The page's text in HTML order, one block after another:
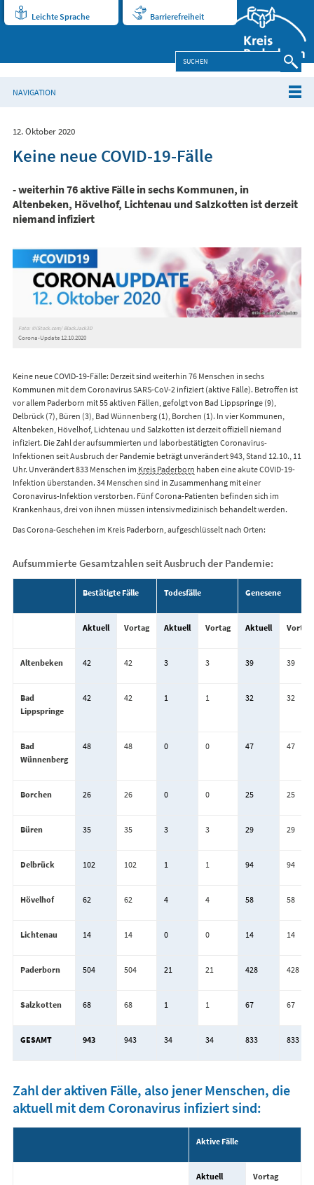
Leichte Sprache Barrierefreiheit
NAVIGATION
12. Oktober 2020
Keine neue COVID-19-Fälle
- weiterhin 76 aktive Fälle in sechs Kommunen, in
Altenbeken, Hövelhof, Lichtenau und Salzkotten ist derzeit
niemand infiziert
Foto: ©iStock.com/ BlackJack3D
Corona-Update 12.10.2020
Keine neue COVID-19-Fälle: Derzeit sind weiterhin 76 Menschen in sechs
Kommunen mit dem Coronavirus SARS-CoV-2 infiziert (aktive Fälle). Betroffen ist
vor allem Paderborn mit 55 aktiven Fällen, gefolgt von Bad Lippspringe (9),
Delbrück (7), Büren (3), Bad Wünnenberg (1), Borchen (1). In vier Kommunen,
Altenbeken, Hövelhof, Lichtenau und Salzkotten ist derzeit offiziell niemand
infiziert. Die Zahl der aufsummierten und laborbestätigten Coronavirus-
Infektionen seit Ausbruch der Pandemie beträgt unverändert 943, Stand 12.10., 11
Uhr. Unverändert 833 Menschen im Kreis Paderborn haben eine akute COVID-19-
Infektion überstanden. 34 Menschen sind in Zusammenhang mit einer
Coronavirus-Infektion verstorben. Fünf Corona-Patienten befinden sich im
Krankenhaus, drei von ihnen müssen intensivmedizinisch behandelt werden.
Das Corona-Geschehen im Kreis Paderborn, aufgeschlüsselt nach Orten:
Aufsummierte Gesamtzahlen seit Ausbruch der Pandemie:
Bestätigte Fälle Todesfälle Genesene
Aktuell Vortag Aktuell Vortag Aktuell Vortag
Altenbeken 42 42 3 3 39 39
Bad
Lippspringe
42 42 1 1 32 32
Bad
Wünnenberg
48 48 0 0 47 47
Borchen 26 26 0 0 25 25
Büren 35 35 3 3 29 29
Delbrück 102 102 1 1 94 94
Hövelhof 62 62 4 4 58 58
Lichtenau 14 14 0 0 14 14
Paderborn 504 504 21 21 428 428
Salzkotten 68 68 1 1 67 67
GESAMT 943 943 34 34 833 833
Zahl der aktiven Fälle, also jener Menschen, die
aktuell mit dem Coronavirus infiziert sind:
Aktive Fälle
Aktuell Vortag